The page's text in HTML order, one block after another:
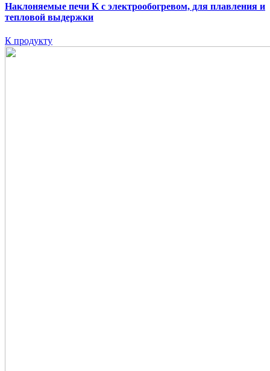
Наклоняемые печи K с электрообогревом, для плавления и
тепловой выдержки
К продукту